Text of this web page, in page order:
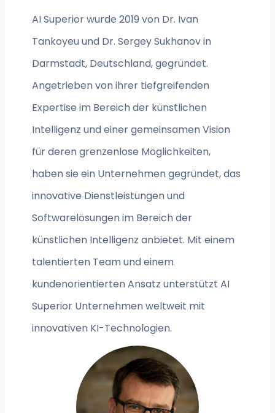
AI Superior wurde 2019 von Dr. Ivan
Tankoyeu und Dr. Sergey Sukhanov in
Darmstadt, Deutschland, gegründet.
Angetrieben von ihrer tiefgreifenden
Expertise im Bereich der künstlichen
Intelligenz und einer gemeinsamen Vision
für deren grenzenlose Möglichkeiten,
haben sie ein Unternehmen gegründet, das
innovative Dienstleistungen und
Softwarelösungen im Bereich der
künstlichen Intelligenz anbietet. Mit einem
talentierten Team und einem
kundenorientierten Ansatz unterstützt AI
Superior Unternehmen weltweit mit
innovativen KI-Technologien.